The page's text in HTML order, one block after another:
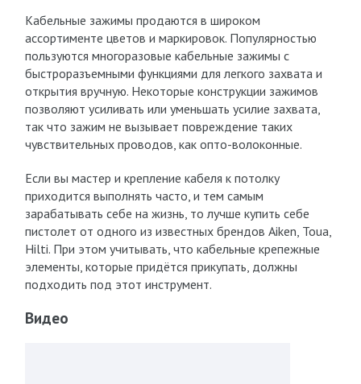
Кабельные зажимы продаются в широком
ассортименте цветов и маркировок. Популярностью
пользуются многоразовые кабельные зажимы с
быстроразъемными функциями для легкого захвата и
открытия вручную. Некоторые конструкции зажимов
позволяют усиливать или уменьшать усилие захвата,
так что зажим не вызывает повреждение таких
чувствительных проводов, как опто-волоконные.
Если вы мастер и крепление кабеля к потолку
приходится выполнять часто, и тем самым
зарабатывать себе на жизнь, то лучше купить себе
пистолет от одного из известных брендов Aiken, Toua,
Hilti. При этом учитывать, что кабельные крепежные
элементы, которые придётся прикупать, должны
подходить под этот инструмент.
Видео